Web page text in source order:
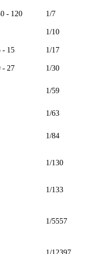
- 120
1/7
1/10
- 15
1/17
- 27
1/30
1/59
1/63
1/84
1/130
1/133
1/5557
1/12397